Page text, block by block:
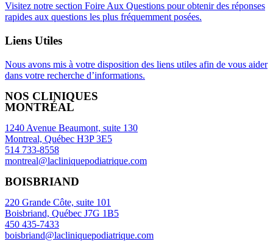
Visitez notre section Foire Aux Questions pour obtenir des réponses
rapides aux questions les plus fréquemment posées.
Liens Utiles
Nous avons mis à votre disposition des liens utiles afin de vous aider
dans votre recherche d’informations.
NOS CLINIQUES
MONTRÉAL
1240 Avenue Beaumont, suite 130
Montreal, Québec H3P 3E5
514 733-8558
montreal@lacliniquepodiatrique.com
BOISBRIAND
220 Grande Côte, suite 101
Boisbriand, Québec J7G 1B5
450 435-7433
boisbriand@lacliniquepodiatrique.com